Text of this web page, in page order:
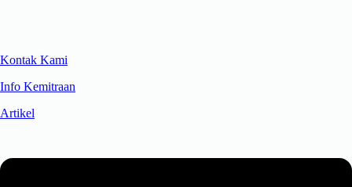
Kontak Kami
Info Kemitraan
Artikel